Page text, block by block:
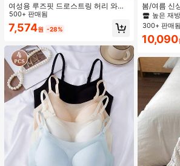
여성용 루즈핏 드로스트링 허리 와이
드 레그 팬츠, 가벼운 통기성 캐주얼
바지, 밀리터리 그린, 여름 봄, 보헤미
안 시크
500+ 판매됨
7,574원 -28%
봄/여름 신
프트 니트
킷 탑 여성용
높은 재
300+ 판매됨
10,090